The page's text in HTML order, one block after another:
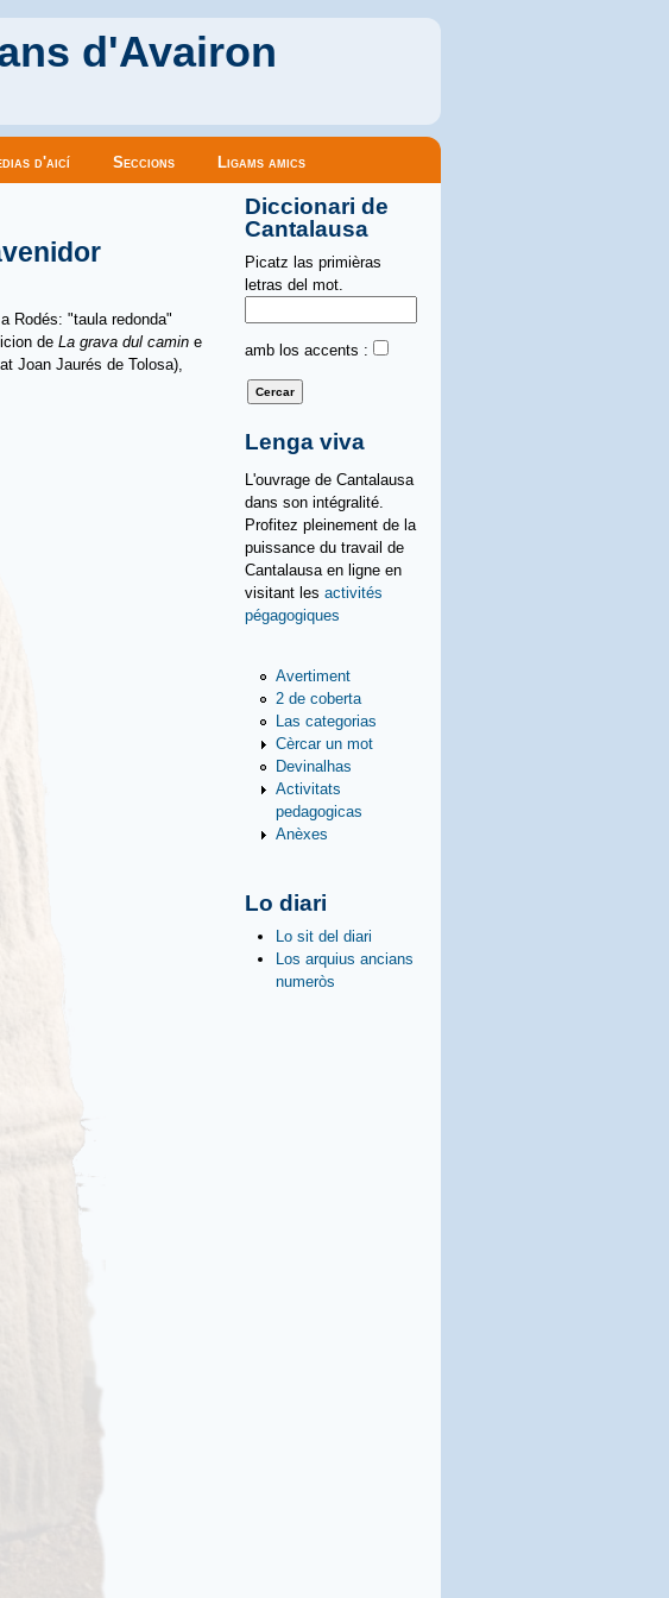
d'Avairon
d'aicí Seccions Ligams amics
Rodés: "taula redonda"
de La grava dul camin e
Joan Jaurés de Tolosa),
Diccionari de
Cantalausa
Picatz las primièras
letras del mot.
amb los accents :
Lenga viva
L'ouvrage de Cantalausa
dans son intégralité.
Profitez pleinement de la
puissance du travail de
Cantalausa en ligne en
visitant les activités
pégagogiques
Avertiment
2 de coberta
Las categorias
Cèrcar un mot
Devinalhas
Activitats
pedagogicas
Anèxes
Lo diari
Lo sit del diari
Los arquius ancians
numeròs